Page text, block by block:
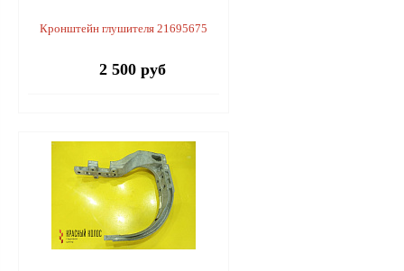
Кронштейн глушителя 21695675
2 500 руб